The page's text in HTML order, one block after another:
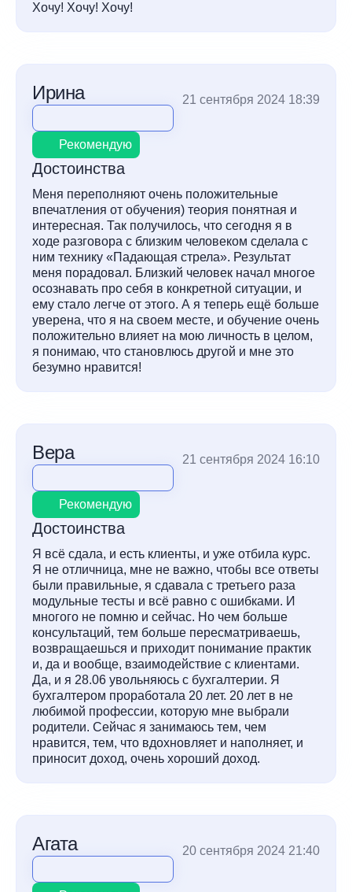
Хочу! Хочу! Хочу!
Ирина 21 сентября 2024 18:39
Рекомендую
Достоинства
Меня переполняют очень положительные
впечатления от обучения) теория понятная и
интересная. Так получилось, что сегодня я в
ходе разговора с близким человеком сделала с
ним технику «Падающая стрела». Результат
меня порадовал. Близкий человек начал многое
осознавать про себя в конкретной ситуации, и
ему стало легче от этого. А я теперь ещё больше
уверена, что я на своем месте, и обучение очень
положительно влияет на мою личность в целом,
я понимаю, что становлюсь другой и мне это
безумно нравится!
Вера 21 сентября 2024 16:10
Рекомендую
Достоинства
Я всё сдала, и есть клиенты, и уже отбила курс.
Я не отличница, мне не важно, чтобы все ответы
были правильные, я сдавала с третьего раза
модульные тесты и всё равно с ошибками. И
многого не помню и сейчас. Но чем больше
консультаций, тем больше пересматриваешь,
возвращаешься и приходит понимание практик
и, да и вообще, взаимодействие с клиентами.
Да, и я 28.06 увольняюсь с бухгалтерии. Я
бухгалтером проработала 20 лет. 20 лет в не
любимой профессии, которую мне выбрали
родители. Сейчас я занимаюсь тем, чем
нравится, тем, что вдохновляет и наполняет, и
приносит доход, очень хороший доход.
Агата 20 сентября 2024 21:40